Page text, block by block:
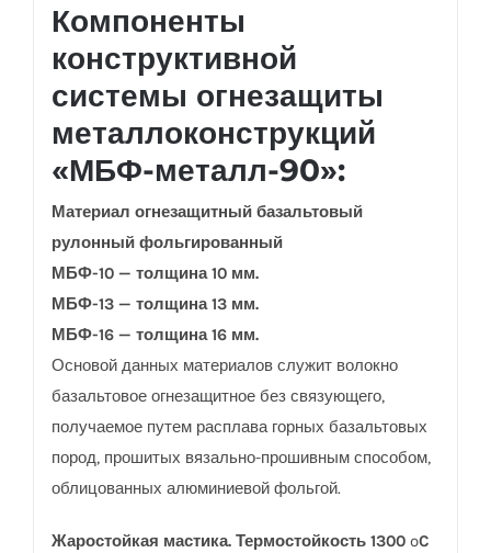
Компоненты
конструктивной
системы огнезащиты
металлоконструкций
«МБФ-металл-90»:
Материал огнезащитный базальтовый
рулонный фольгированный
МБФ-10 — толщина 10 мм.
МБФ-13 — толщина 13 мм.
МБФ-16 — толщина 16 мм.
Основой данных материалов служит волокно
базальтовое огнезащитное без связующего,
получаемое путем расплава горных базальтовых
пород, прошитых вязально-прошивным способом,
облицованных алюминиевой фольгой.
Жаростойкая мастика. Термостойкость 1300 ºC